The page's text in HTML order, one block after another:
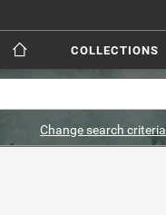
COLLECTIONS
Change search criteria